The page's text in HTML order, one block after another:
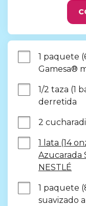
1 paquete
Gamesa®
1/2 taza (1
derretida
2
1 lata (14
Azucarada
NESTLÉ
1 paquete
suavizado